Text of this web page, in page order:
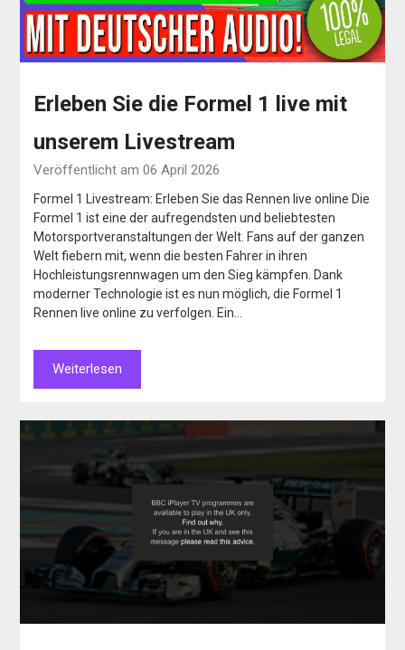
Erleben Sie die Formel 1 live mit
unserem Livestream
Veröffentlicht am 06 April 2026
Formel 1 Livestream: Erleben Sie das Rennen live online Die
Formel 1 ist eine der aufregendsten und beliebtesten
Motorsportveranstaltungen der Welt. Fans auf der ganzen
Welt fiebern mit, wenn die besten Fahrer in ihren
Hochleistungsrennwagen um den Sieg kämpfen. Dank
moderner Technologie ist es nun möglich, die Formel 1
Rennen live online zu verfolgen. Ein…
Weiterlesen